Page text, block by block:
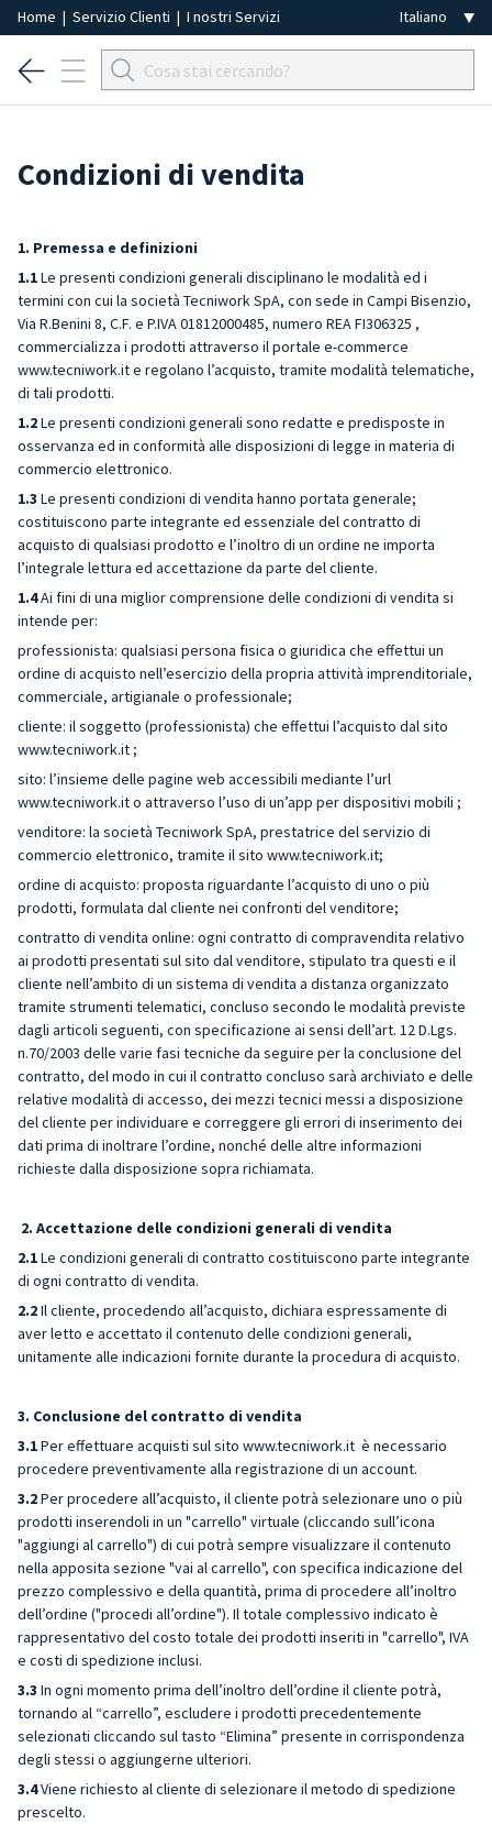
Home | Servizio Clienti | I nostri Servizi
Condizioni di vendita
1. Premessa e definizioni
1.1Le presenti condizioni generali disciplinano le modalità ed i
termini con cui la società Tecniwork SpA, con sede in Campi Bisenzio,
Via R.Benini 8, C.F. e P.IVA 01812000485, numero REA FI306325 ,
commercializza i prodotti attraverso il portale e-commerce
www.tecniwork.it e regolano l’acquisto, tramite modalità telematiche,
di tali prodotti.
1.2Le presenti condizioni generali sono redatte e predisposte in
osservanza ed in conformità alle disposizioni di legge in materia di
commercio elettronico.
1.3 Le presenti condizioni di vendita hanno portata generale;
costituiscono parte integrante ed essenziale del contratto di
acquisto di qualsiasi prodotto e l’inoltro di un ordine ne importa
l’integrale lettura ed accettazione da parte del cliente.
1.4Ai fini di una miglior comprensione delle condizioni di vendita si
intende per:
professionista: qualsiasi persona fisica o giuridica che effettui un
ordine di acquisto nell’esercizio della propria attività imprenditoriale,
commerciale, artigianale o professionale;
cliente: il soggetto (professionista) che effettui l’acquisto dal sito
www.tecniwork.it ;
sito: l’insieme delle pagine web accessibili mediante l’url
www.tecniwork.it o attraverso l’uso di un’app per dispositivi mobili ;
venditore: la società Tecniwork SpA, prestatrice del servizio di
commercio elettronico, tramite il sito www.tecniwork.it;
ordine di acquisto: proposta riguardante l’acquisto di uno o più
prodotti, formulata dal cliente nei confronti del venditore;
contratto di vendita online: ogni contratto di compravendita relativo
ai prodotti presentati sul sito dal venditore, stipulato tra questi e il
cliente nell’ambito di un sistema di vendita a distanza organizzato
tramite strumenti telematici, concluso secondo le modalità previste
dagli articoli seguenti, con specificazione ai sensi dell’art. 12 D.Lgs.
n.70/2003 delle varie fasi tecniche da seguire per la conclusione del
contratto, del modo in cui il contratto concluso sarà archiviato e delle
relative modalità di accesso, dei mezzi tecnici messi a disposizione
del cliente per individuare e correggere gli errori di inserimento dei
dati prima di inoltrare l’ordine, nonché delle altre informazioni
richieste dalla disposizione sopra richiamata.
2. Accettazione delle condizioni generali di vendita
2.1Le condizioni generali di contratto costituiscono parte integrante
di ogni contratto di vendita.
2.2Il cliente, procedendo all’acquisto, dichiara espressamente di
aver letto e accettato il contenuto delle condizioni generali,
unitamente alle indicazioni fornite durante la procedura di acquisto.
3. Conclusione del contratto di vendita
3.1Per effettuare acquisti sul sito www.tecniwork.it è necessario
procedere preventivamente alla registrazione di un account.
3.2Per procedere all’acquisto, il cliente potrà selezionare uno o più
prodotti inserendoli in un "carrello" virtuale (cliccando sull’icona
"aggiungi al carrello") di cui potrà sempre visualizzare il contenuto
nella apposita sezione "vai al carrello", con specifica indicazione del
prezzo complessivo e della quantità, prima di procedere all’inoltro
dell’ordine ("procedi all’ordine"). Il totale complessivo indicato è
rappresentativo del costo totale dei prodotti inseriti in "carrello", IVA
e costi di spedizione inclusi.
3.3 In ogni momento prima dell’inoltro dell’ordine il cliente potrà,
tornando al “carrello”, escludere i prodotti precedentemente
selezionati cliccando sul tasto “Elimina” presente in corrispondenza
degli stessi o aggiungerne ulteriori.
3.4Viene richiesto al cliente di selezionare il metodo di spedizione
prescelto.